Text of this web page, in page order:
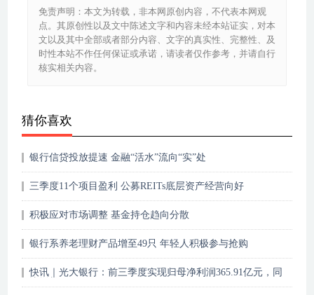
免责声明：本文为转载，非本网原创内容，不代表本网观
点。其原创性以及文中陈述文字和内容未经本站证实，对本
文以及其中全部或者部分内容、文字的真实性、完整性、及
时性本站不作任何保证或承诺，请读者仅作参考，并请自行
核实相关内容。
猜你喜欢
银行信贷投放提速 金融“活水”流向“实”处
三季度11个项目盈利 公募REITs底层资产经营向好
积极应对市场调整 基金持仓趋向分散
银行系养老理财产品增至49只 年轻人积极参与抢购
快讯｜光大银行：前三季度实现归母净利润365.91亿元，同